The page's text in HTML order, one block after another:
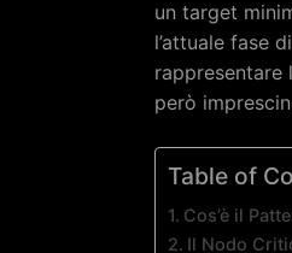
un target
l’attuale fase
rappresentare
però
Table of
Cos’è il
Il Nodo